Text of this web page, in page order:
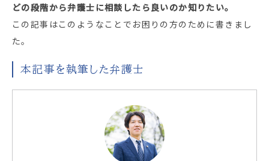
どの段階から弁護士に相談したら良いのか知りたい。
この記事はこのようなことでお困りの方のために書きまし
た。
本記事を執筆した弁護士